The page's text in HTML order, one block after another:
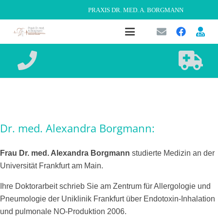
PRAXIS DR. MED. A. BORGMANN
Dr. med. Alexandra Borgmann:
Frau Dr. med. Alexandra Borgmann studierte Medizin an der
Universität Frankfurt am Main.
Ihre Doktorarbeit schrieb Sie am Zentrum für Allergologie und
Pneumologie der Uniklinik Frankfurt über Endotoxin-Inhalation
und pulmonale NO-Produktion 2006.